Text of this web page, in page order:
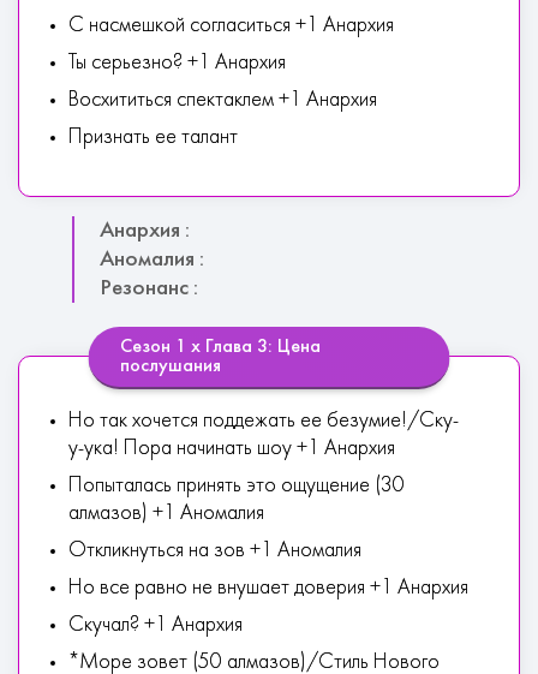
С насмешкой согласиться +1 Анархия
Ты серьезно? +1 Анархия
Восхититься спектаклем +1 Анархия
Признать ее талант
Анархия :
Аномалия :
Резонанс :
Сезон 1 х Глава 3: Цена
послушания
Но так хочется поддежать ее безумие!/Ску-
у-ука! Пора начинать шоу +1 Анархия
Попыталась принять это ощущение (30
алмазов) +1 Аномалия
Откликнуться на зов +1 Аномалия
Но все равно не внушает доверия +1 Анархия
Скучал? +1 Анархия
*Море зовет (50 алмазов)/Стиль Нового